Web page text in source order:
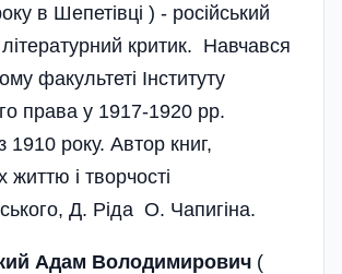
в Шепетівці ) - російський
критик. Навчався
факультеті Інституту
права у 1917-1920 рр.
1910 року. Автор книг,
життю і творчості
Д. Ріда О. Чапигіна.
Адам Володимирович (